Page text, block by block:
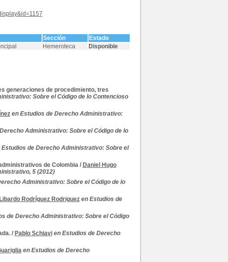
Sección
Estado
Hemeroteca Disponible
generaciones de procedimiento, tres
Sobre el Código de lo Contencioso
en Estudios de Derecho Administrativo:
Administrativo: Sobre el Código de lo
Estudios de Derecho Administrativo: Sobre el
de Colombia/ Daniel Hugo
5 (2012)
Administrativo: Sobre el Código de lo
Libardo Rodríguez Rodriguez en Estudios de
de Derecho Administrativo: Sobre el Código
/ Pablo Schiavi en Estudios de Derecho
en Estudios de Derecho